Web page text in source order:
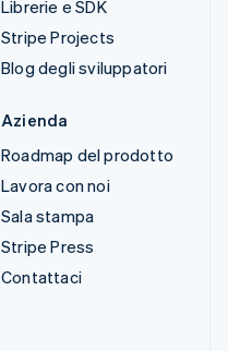
Librerie e SDK
Stripe Projects
Blog degli sviluppatori
Azienda
Roadmap del prodotto
Lavora con noi
Sala stampa
Stripe Press
Contattaci